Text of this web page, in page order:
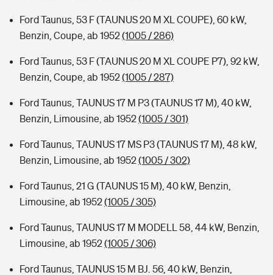
Ford Taunus, 53 F (TAUNUS 20 M XL COUPE), 60 kW,
Benzin, Coupe, ab 1952(1005 / 286)
Ford Taunus, 53 F (TAUNUS 20 M XL COUPE P7), 92 kW,
Benzin, Coupe, ab 1952(1005 / 287)
Ford Taunus, TAUNUS 17 M P3 (TAUNUS 17 M), 40 kW,
Benzin, Limousine, ab 1952(1005 / 301)
Ford Taunus, TAUNUS 17 MS P3 (TAUNUS 17 M), 48 kW,
Benzin, Limousine, ab 1952(1005 / 302)
Ford Taunus, 21 G (TAUNUS 15 M), 40 kW, Benzin,
Limousine, ab 1952(1005 / 305)
Ford Taunus, TAUNUS 17 M MODELL 58, 44 kW, Benzin,
Limousine, ab 1952(1005 / 306)
Ford Taunus, TAUNUS 15 M BJ. 56, 40 kW, Benzin,